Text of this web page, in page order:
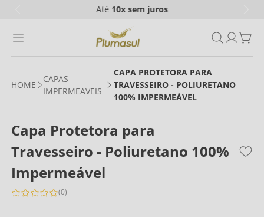
Até 10xsem juros
CAPAS
IMPERMEAVEIS
CAPA PROTETORA PARA
TRAVESSEIRO - POLIURETANO
100% IMPERMEÁVEL
Capa Protetora para
Travesseiro - Poliuretano 100%
Impermeável
(0)